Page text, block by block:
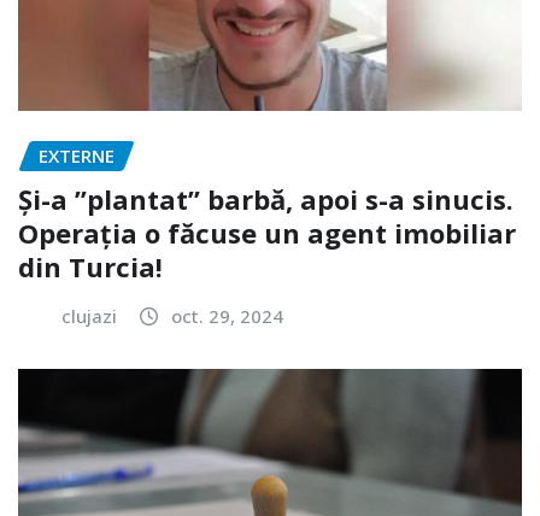
EXTERNE
Și-a ”plantat” barbă, apoi s-a sinucis.
Operația o făcuse un agent imobiliar
din Turcia!
clujazi oct. 29, 2024